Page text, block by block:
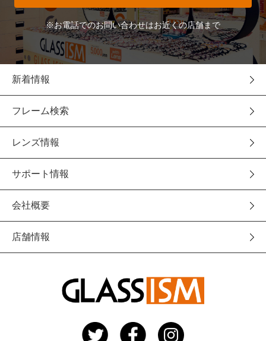
※お電話でのお問い合わせはお近くの店舗まで
新着情報
フレーム検索
レンズ情報
サポート情報
会社概要
店舗情報